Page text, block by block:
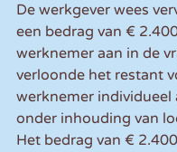
De werkgever wees
een bedrag van €
werknemer aan in de
verloonde het restant
werknemer individueel
onder inhouding van
Het bedrag van €